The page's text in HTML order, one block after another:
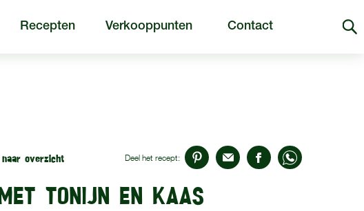
Recepten Verkooppunten Contact
overzicht Deel het recept:
TONIJN EN KAAS